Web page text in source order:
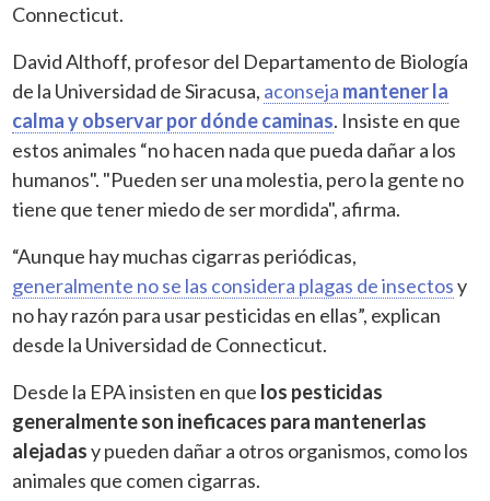
Connecticut.
David Althoff, profesor del Departamento de Biología
de la Universidad de Siracusa, aconseja mantener la
calma y observar por dónde caminas. Insiste en que
estos animales “no hacen nada que pueda dañar a los
humanos". "Pueden ser una molestia, pero la gente no
tiene que tener miedo de ser mordida", afirma.
“Aunque hay muchas cigarras periódicas,
generalmente no se las considera plagas de insectosy
no hay razón para usar pesticidas en ellas”, explican
desde la Universidad de Connecticut.
Desde la EPA insisten en que los pesticidas
generalmente son ineficaces para mantenerlas
alejadasy pueden dañar a otros organismos, como los
animales que comen cigarras.